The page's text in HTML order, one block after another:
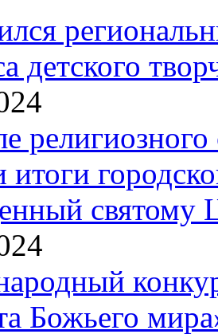
детского
религиозного
итоги
святому
Божьего